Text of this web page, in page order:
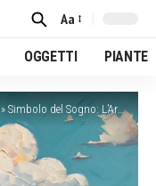
Font
Resizer
Aa
OGGETTI PIANTE
» Simbolo del Sogno: L’Arte che Ispira il Mondo